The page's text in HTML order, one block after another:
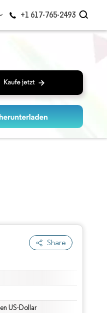
+1 617-765-2493
Share
US-Dollar